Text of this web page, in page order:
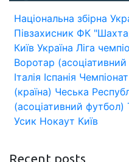
Національна збірна
Півзахисник ФК
Київ Україна Ліга
Воротар
Італія Іспанія
(країна) Чеська
(асоціативний футбол)
Усик Нокаут Київ
Recent posts